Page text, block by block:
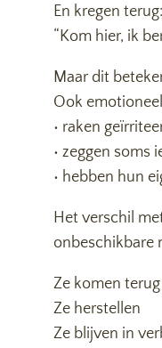
En kregen terug:
“Kom hier, ik
Maar dit
Ook
• raken
• zeggen soms
• hebben hun
Het verschil
onbeschikbare
Ze komen terug
Ze herstellen
Ze blijven in